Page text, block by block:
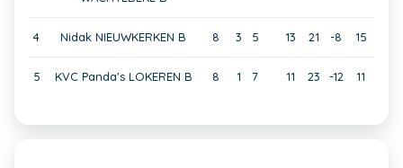
4 Nidak NIEUWKERKEN B 8 3 5 13 21 -8 15
5 KVC Panda's LOKEREN B 8 1 7 11 23 -12 11